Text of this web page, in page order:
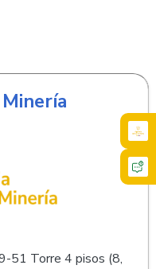
51 Torre 4 pisos (8,